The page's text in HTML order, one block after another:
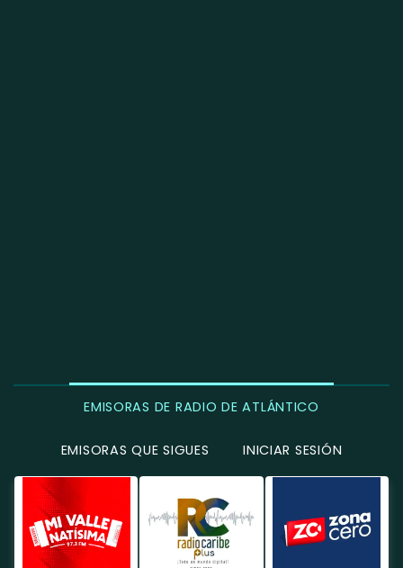
EMISORAS DE RADIO DE ATLÁNTICO
EMISORAS QUE SIGUES INICIAR SESIÓN